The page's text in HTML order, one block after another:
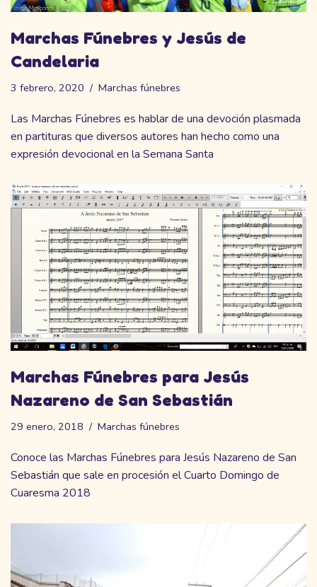
Marchas Fúnebres y Jesús de
Candelaria
3 febrero, 2020 Marchas fúnebres
Las Marchas Fúnebres es hablar de una devoción plasmada
en partituras que diversos autores han hecho como una
expresión devocional en la Semana Santa
Marchas Fúnebres para Jesús
Nazareno de San Sebastián
29 enero, 2018 Marchas fúnebres
Conoce las Marchas Fúnebres para Jesús Nazareno de San
Sebastián que sale en procesión el Cuarto Domingo de
Cuaresma 2018